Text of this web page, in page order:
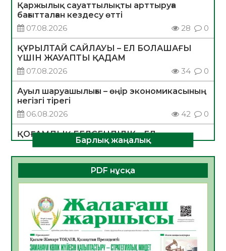
Қаржылық сауаттылықты арттыруға
бағытталған кездесу өтті
07.08.2026
28 0
ҚҰРЫЛТАЙ САЙЛАУЫ – ЕЛ БОЛАШАҒЫ
ҮШІН ЖАУАПТЫ ҚАДАМ
07.08.2026
34 0
Ауыл шаруашылығы – өңір экономикасының
негізгі тірегі
06.08.2026
42 0
ҚОҒАМДЫҚ БЕЛСЕНДІЛІК – ЕЛ
ДАМУЫНЫҢ НЕГІЗІ
06.08.2026
39 0
ҚҰРЫЛТАЙ САЙЛАУЫ – БОЛАШАҚҚА
06.08.2026
Инфекциялық ауруларға қарсы иммундау
жұмыстарының тиімділігі
06.08.2026
44
Барлық жаңалық
PDF нұсқа